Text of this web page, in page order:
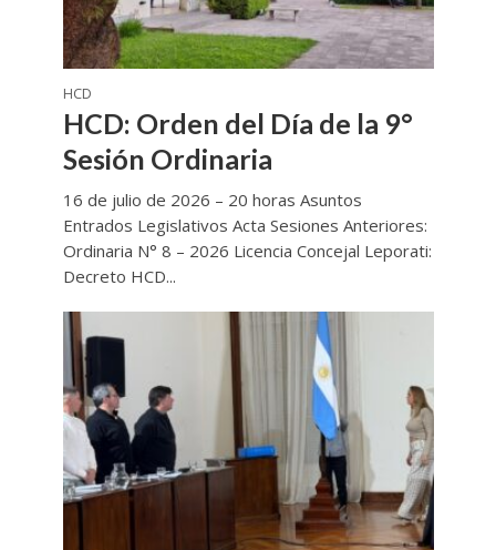
HCD
HCD: Orden del Día de la 9°
Sesión Ordinaria
16 de julio de 2026 – 20 horas Asuntos
Entrados Legislativos Acta Sesiones Anteriores:
Ordinaria N° 8 – 2026 Licencia Concejal Leporati:
Decreto HCD...